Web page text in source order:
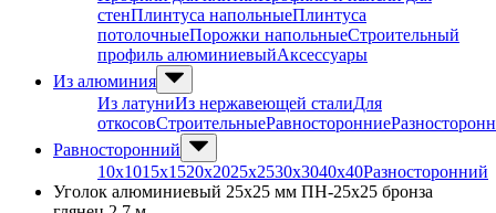
стенПлинтуса напольныеПлинтуса
потолочныеПорожки напольныеСтроительный
профиль алюминиевыйАксессуары
Из алюминия
Из латуниИз нержавеющей сталиДля
откосовСтроительныеРавносторонние
Равносторонний
10х1015х1520х2025х2530х3040х40Разносторонний
Уголок алюминиевый 25х25 мм ПН-25х25 бронза